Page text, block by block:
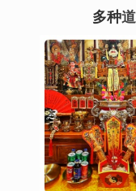
多种